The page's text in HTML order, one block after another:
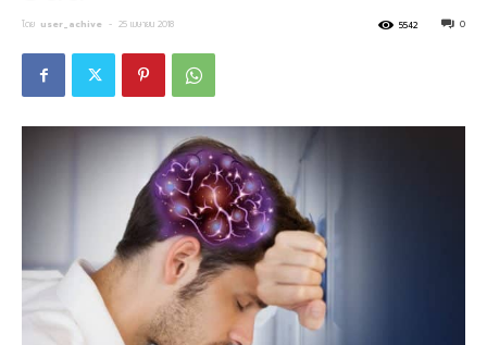
โดย user_achive - 25 เมษายน 2018 0
5542